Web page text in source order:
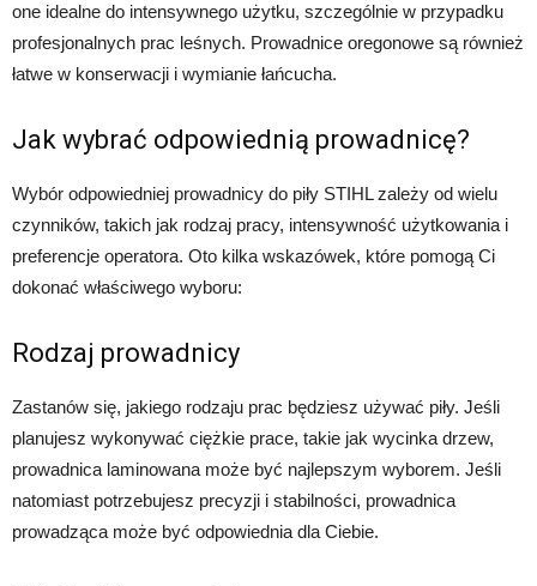
one idealne do intensywnego użytku, szczególnie w przypadku
profesjonalnych prac leśnych. Prowadnice oregonowe są również
łatwe w konserwacji i wymianie łańcucha.
Jak wybrać odpowiednią prowadnicę?
Wybór odpowiedniej prowadnicy do piły STIHL zależy od wielu
czynników, takich jak rodzaj pracy, intensywność użytkowania i
preferencje operatora. Oto kilka wskazówek, które pomogą Ci
dokonać właściwego wyboru:
Rodzaj prowadnicy
Zastanów się, jakiego rodzaju prac będziesz używać piły. Jeśli
planujesz wykonywać ciężkie prace, takie jak wycinka drzew,
prowadnica laminowana może być najlepszym wyborem. Jeśli
natomiast potrzebujesz precyzji i stabilności, prowadnica
prowadząca może być odpowiednia dla Ciebie.